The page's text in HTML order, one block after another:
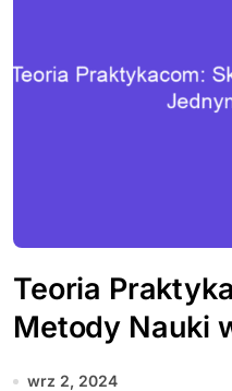
Teoria
Metody Nauki
Miejscu
wrz 2, 2024